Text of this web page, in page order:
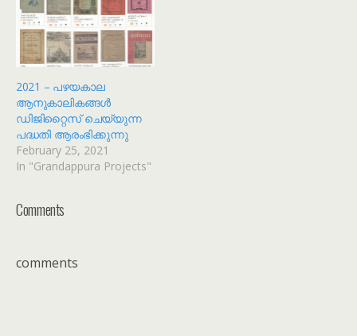
2021 – പഴയകാല
ആനുകാലികങ്ങൾ
ഡിജിറ്റൈസ് ചെയ്യുന്ന
പദ്ധതി ആരംഭിക്കുന്നു
February 25, 2021
In "Grandappura Projects"
Comments
comments